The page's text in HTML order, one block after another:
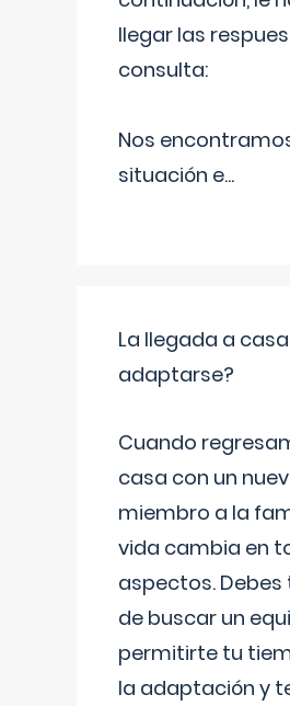
llegar las
consulta:
Nos
situación e...
La llegada a
adaptarse?
Cuando
casa con un
miembro a la
vida cambia en
aspectos.
de buscar un
permitirte tu
la adaptación y